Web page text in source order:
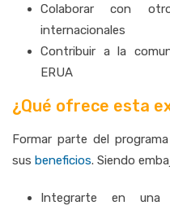
Colaborar con
internacionales
Contribuir a la
ERUA
¿Qué ofrece esta
Formar parte del
sus beneficios. Siendo
Integrarte en una